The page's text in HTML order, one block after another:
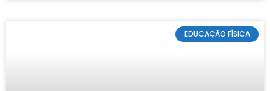
EDUCAÇÃO FÍSICA